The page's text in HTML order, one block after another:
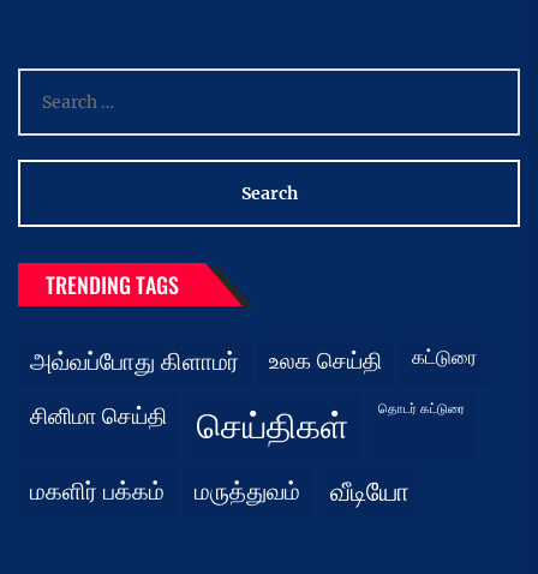
for:
TRENDING TAGS
அவ்வப்போது கிளாமர் உலக செய்தி கட்டுரை
சினிமா செய்தி செய்திகள் தொடர் கட்டுரை
மகளிர் பக்கம் மருத்துவம் வீடியோ